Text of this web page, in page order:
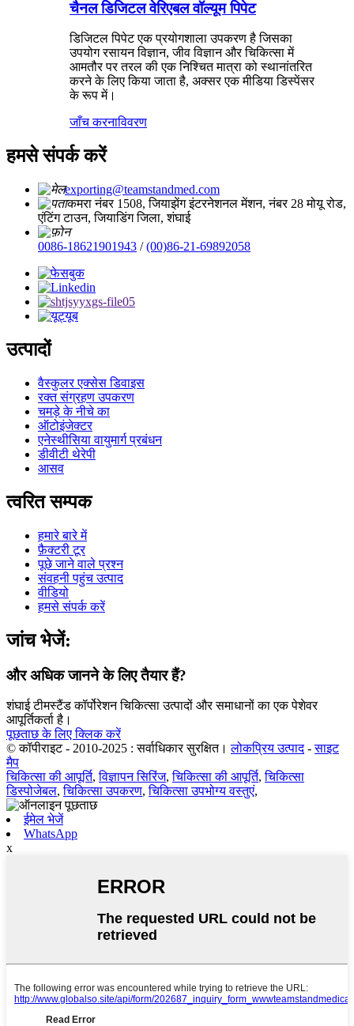
चैनल डिजिटल वेरिएबल वॉल्यूम पिपेट
डिजिटल पिपेट एक प्रयोगशाला उपकरण है जिसका
उपयोग रसायन विज्ञान, जीव विज्ञान और चिकित्सा में
आमतौर पर तरल की एक निश्चित मात्रा को स्थानांतरित
करने के लिए किया जाता है, अक्सर एक मीडिया डिस्पेंसर
के रूप में।
जाँच करनाविवरण
हमसे संपर्क करें
exporting@teamstandmed.com
कमरा नंबर 1508, जियाझेंग इंटरनेशनल मेंशन, नंबर 28 मोयू रोड,
एंटिंग टाउन, जियाडिंग जिला, शंघाई
0086-18621901943 /(00)86-21-69892058
उत्पादों
वैस्कुलर एक्सेस डिवाइस
रक्त संग्रहण उपकरण
चमड़े के नीचे का
ऑटोइंजेक्टर
एनेस्थीसिया वायुमार्ग प्रबंधन
डीवीटी थेरेपी
आसव
त्वरित सम्पक
हमारे बारे में
फ़ैक्टरी टूर
पूछे जाने वाले प्रश्न
संवहनी पहुंच उत्पाद
वीडियो
हमसे संपर्क करें
जांच भेजें:
और अधिक जानने के लिए तैयार हैं?
शंघाई टीमस्टैंड कॉर्पोरेशन चिकित्सा उत्पादों और समाधानों का एक पेशेवर
आपूर्तिकर्ता है।
पूछताछ के लिए क्लिक करें
© कॉपीराइट - 2010-2025 : सर्वाधिकार सुरक्षित। लोकप्रिय उत्पाद-साइट
मैप
चिकित्सा की आपूर्ति,विज्ञापन सिरिंज,चिकित्सा की आपूर्ति,चिकित्सा
डिस्पोजेबल,चिकित्सा उपकरण,चिकित्सा उपभोग्य वस्तुएं,
ईमेल भेजें
WhatsApp
x